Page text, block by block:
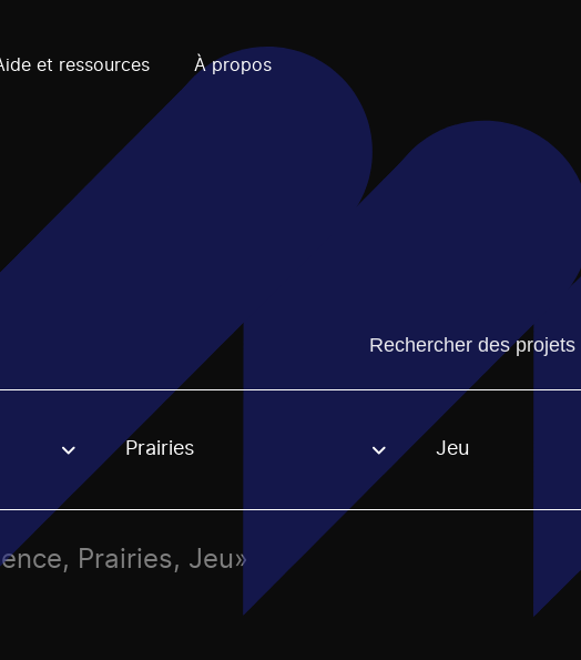
et ressources À propos
Trouvez un projetVous
filter will be applied when selecting an option.
Prairies Jeu
Prairies, Jeu»